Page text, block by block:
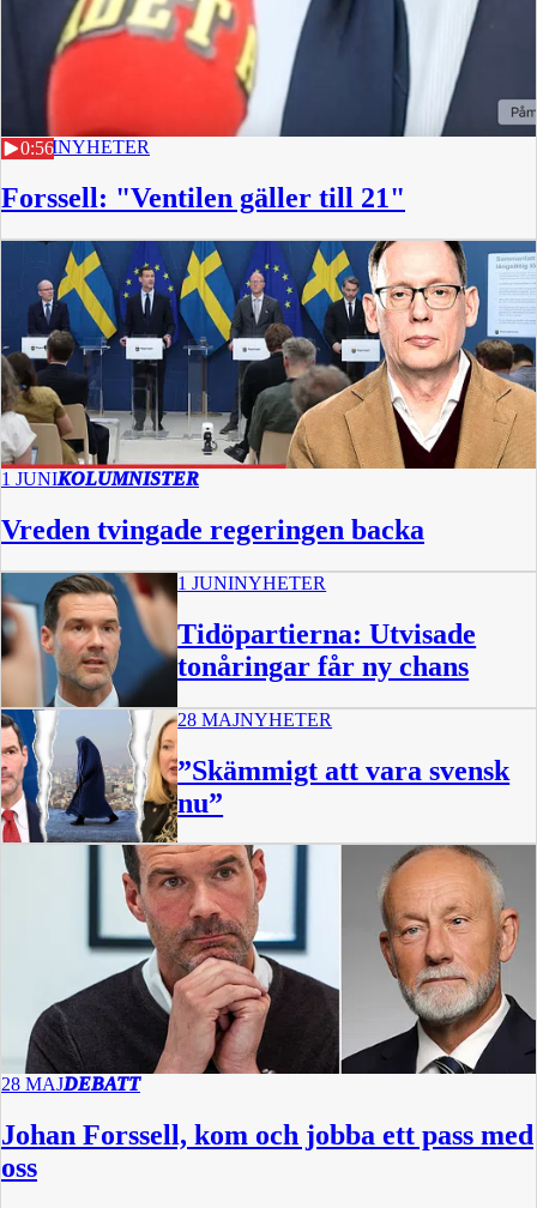
0:56
1 JUNINYHETER
Forssell: "Ventilen gäller till 21"
1 JUNIKOLUMNISTER
Vreden tvingade regeringen backa
1 JUNINYHETER
Tidöpartierna: Utvisade
tonåringar får ny chans
28 MAJNYHETER
”Skämmigt att vara svensk
nu”
28 MAJDEBATT
Johan Forssell, kom och jobba ett pass med
oss